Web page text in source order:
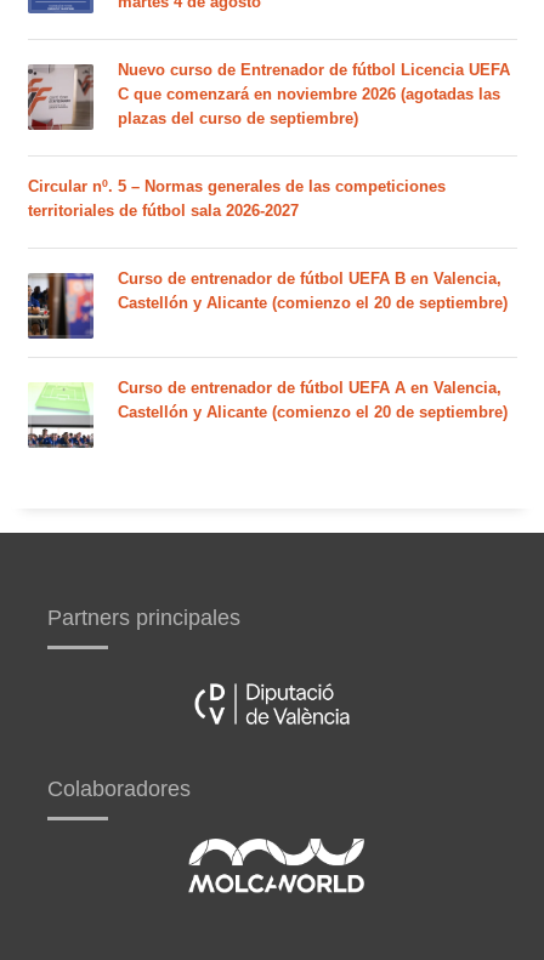
Nuevo curso de Entrenador de fútbol Licencia UEFA
C que comenzará en noviembre 2026 (agotadas las
plazas del curso de septiembre)
Circular nº. 5 – Normas generales de las competiciones
territoriales de fútbol sala 2026-2027
Curso de entrenador de fútbol UEFA B en Valencia,
Castellón y Alicante (comienzo el 20 de septiembre)
Curso de entrenador de fútbol UEFA A en Valencia,
Castellón y Alicante (comienzo el 20 de septiembre)
Partners principales
Colaboradores